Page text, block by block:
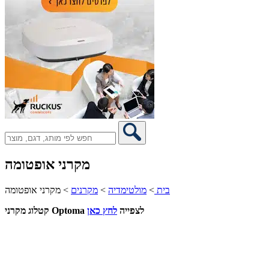
מקרני אופטומה
בית > מולטימדיה > מקרנים > מקרני אופטומה
קטלוג מקרני Optoma לצפייה לחץ כאן